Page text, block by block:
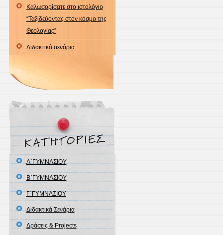
Καλωσορίσατε στο ιστολόγιο
“Ταξιδεύοντας στον κόσμο της
Θεολογίας”
Διδακτικά σενάρια
Α΄ΓΥΜΝΑΣΙΟΥ
Β΄ΓΥΜΝΑΣΙΟΥ
Γ΄ΓΥΜΝΑΣΙΟΥ
Διδακτικά Σενάρια
Δράσεις & Projects